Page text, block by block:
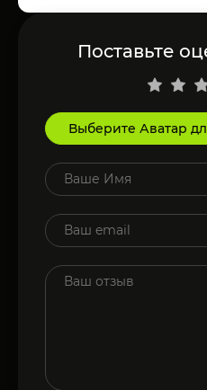
Поставьте
Выберите Аватар